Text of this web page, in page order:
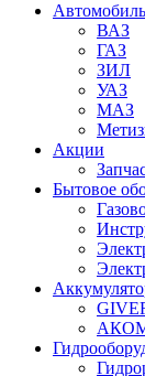
ВАЗ
ГАЗ
ЗИЛ
УАЗ
МАЗ
Акции
Бытовое